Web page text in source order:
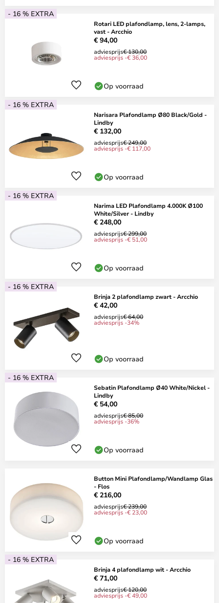
- 16 % EXTRA
Rotari LED plafondlamp, lens, 2-lamps,
vast - Arcchio
€ 94,00
adviesprijs€ 130,00
adviesprijs -€ 36,00
Op voorraad
- 16 % EXTRA
Narisara Plafondlamp Ø80 Black/Gold -
Lindby
€ 132,00
adviesprijs€ 249,00
adviesprijs -€ 117,00
Op voorraad
- 16 % EXTRA
Narima LED Plafondlamp 4.000K Ø100
White/Silver - Lindby
€ 248,00
adviesprijs€ 299,00
adviesprijs -€ 51,00
Op voorraad
- 16 % EXTRA
Brinja 2 plafondlamp zwart - Arcchio
€ 42,00
adviesprijs€ 64,00
adviesprijs -34%
Op voorraad
- 16 % EXTRA
Sebatin Plafondlamp Ø40 White/Nickel -
Lindby
€ 54,00
adviesprijs€ 85,00
adviesprijs -36%
Op voorraad
Button Mini Plafondlamp/Wandlamp Glas
- Flos
€ 216,00
adviesprijs€ 239,00
adviesprijs -€ 23,00
Op voorraad
- 16 % EXTRA
Brinja 4 plafondlamp wit - Arcchio
€ 71,00
adviesprijs€ 120,00
adviesprijs -€ 49,00